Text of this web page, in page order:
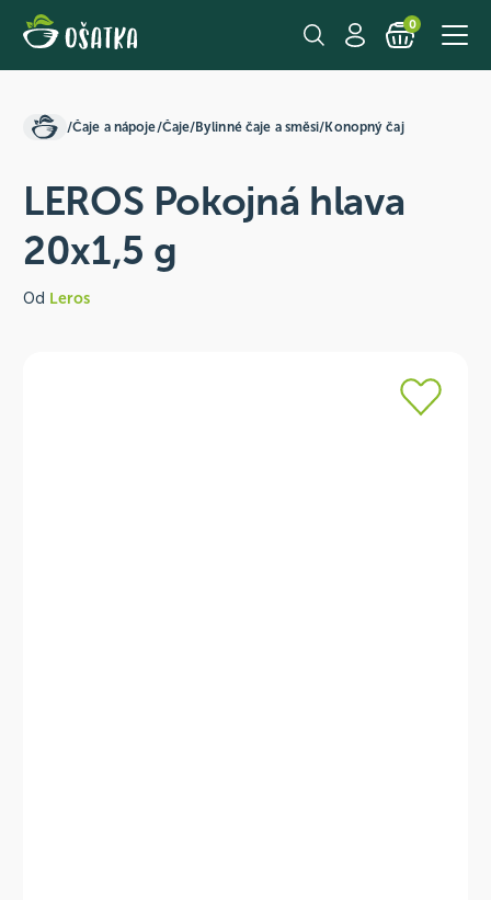
0
/Čaje a nápoje/Čaje/Bylinné čaje a směsi/Konopný čaj
LEROS Pokojná hlava
20x1,5 g
Od Leros